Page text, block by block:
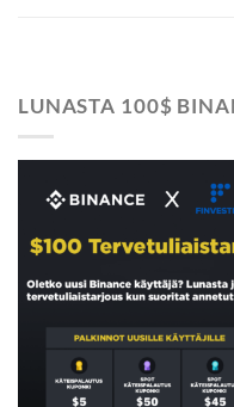
LUNASTA 100$